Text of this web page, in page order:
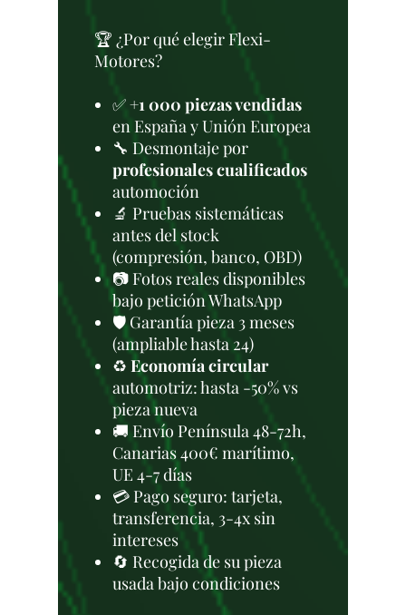
🏆 ¿Por qué elegir Flexi-
Motores?
✅+1 000 piezas vendidas
en España y Unión Europea
🔧 Desmontaje por
profesionales cualificados
automoción
🔬 Pruebas sistemáticas
antes del stock
(compresión, banco, OBD)
📷 Fotos reales disponibles
bajo petición WhatsApp
🛡️ Garantía pieza 3 meses
(ampliable hasta 24)
♻️ Economía circular
automotriz: hasta -50% vs
pieza nueva
🚚 Envío Península 48-72h,
Canarias 400€ marítimo,
UE 4-7 días
💳 Pago seguro: tarjeta,
transferencia, 3-4x sin
intereses
🔄 Recogida de su pieza
usada bajo condiciones